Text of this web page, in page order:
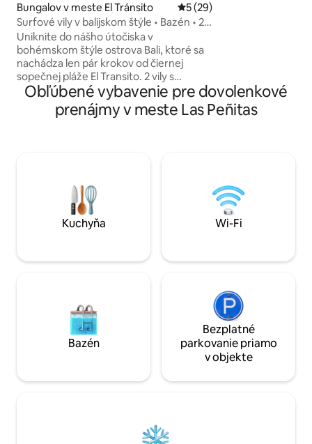
Bungalov v meste El Tránsito Priemerné ohodnotenie 5
5 (29)
Surfové vily v balijskom štýle • Bazén • 2
minúty od pláže
Uniknite do nášho útočiska v
bohémskom štýle ostrova Bali, ktoré sa
nachádza len pár krokov od čiernej
sopečnej pláže El Transito. 2 vily s
manželskými posteľami, kompletnými
kúpeľňami a vonkajšími sprchami pod
hviezdami, súkromný bazén a kuchyňa v
celého sveta v neďalekých surfových
hosteloch a užite si nezabudnuteľné
západy slnka. *Možnosť prenájmu jednej
vily za zníženú cenu.
uniknúť grindovi a
Obľúbené vybavenie pre dovolenkové
prenájmy v meste Las Peñitas
Kuchyňa Wi-Fi
Bazén
Bezplatné
parkovanie priamo
v objekte